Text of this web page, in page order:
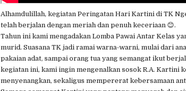
Alhamdulillah, kegiatan Peringatan Hari Kartini di TK
telah berjalan dengan meriah dan penuh keceriaan 😊.
Tahun ini kami mengadakan Lomba Pawai Antar Kelas
murid. Suasana TK jadi ramai warna-warni, mulai dari
pakaian adat, sampai orang tua yang semangat ikut
kegiatan ini, kami ingin mengenalkan sosok R.A. Kartini
menyenangkan, sekaligus mempererat kebersamaan